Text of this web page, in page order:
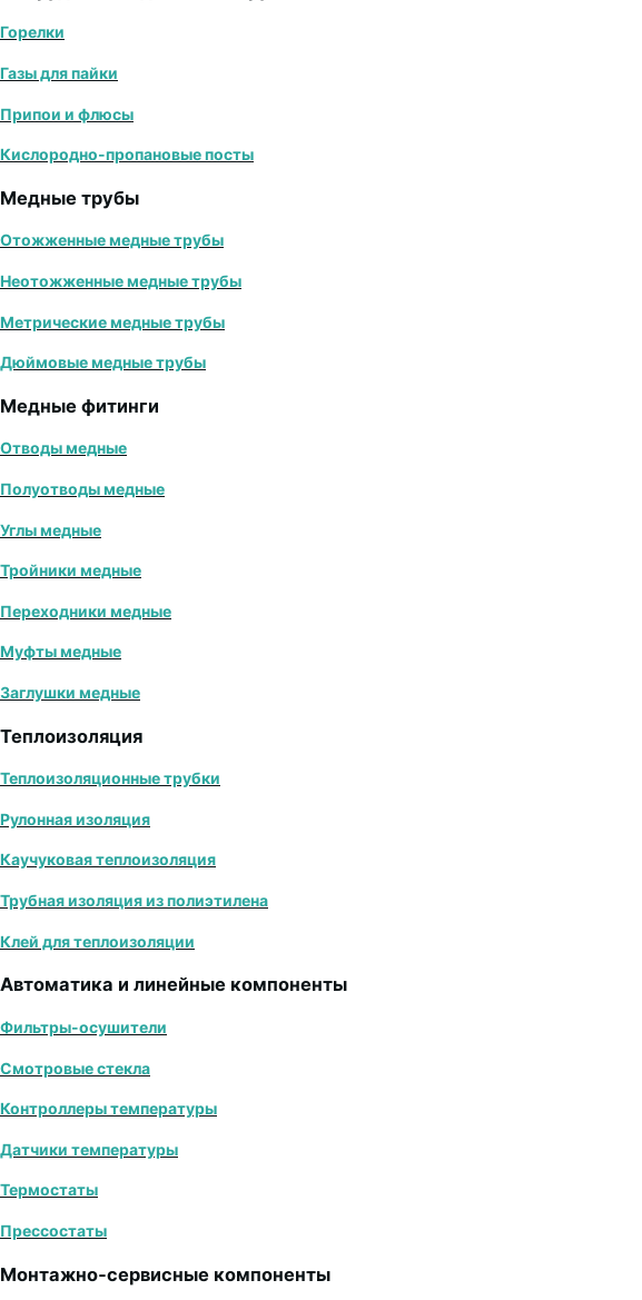
Горелки
Газы для пайки
Припои и флюсы
Кислородно-пропановые посты
Медные трубы
Отожженные медные трубы
Неотожженные медные трубы
Метрические медные трубы
Дюймовые медные трубы
Медные фитинги
Отводы медные
Полуотводы медные
Углы медные
Тройники медные
Переходники медные
Муфты медные
Заглушки медные
Теплоизоляция
Теплоизоляционные трубки
Рулонная изоляция
Каучуковая теплоизоляция
Трубная изоляция из полиэтилена
Клей для теплоизоляции
Автоматика и линейные компоненты
Фильтры-осушители
Смотровые стекла
Контроллеры температуры
Датчики температуры
Термостаты
Прессостаты
Монтажно‑сервисные компоненты